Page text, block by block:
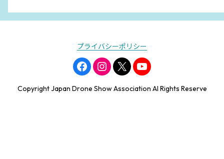
プライバシーポリシー
Copyright Japan Drone Show Association Al Rights Reserve